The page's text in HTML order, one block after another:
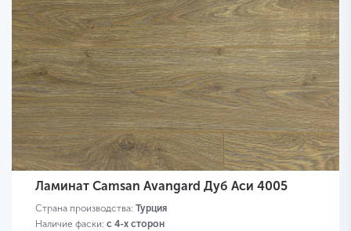
Ламинат Camsan Avangard Дуб Аси 4005
Страна производства: Турция
Наличие фаски: с 4-х сторон